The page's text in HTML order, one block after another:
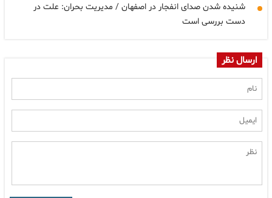
شنیده شدن صدای انفجار در اصفهان / مدیریت بحران: علت در
دست بررسی است
ارسال نظر